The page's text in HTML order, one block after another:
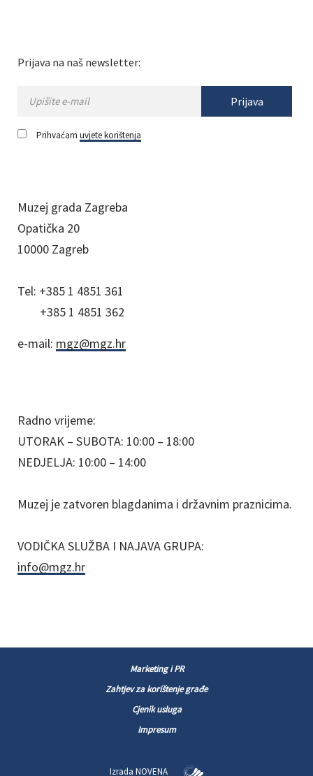
Prijava na naš newsletter:
Prijava
Prihvaćam uvjete korištenja
Muzej grada Zagreba
Opatička 20
10000 Zagreb
Tel: +385 1 4851 361
+385 1 4851 362
e-mail: mgz@mgz.hr
Radno vrijeme:
UTORAK – SUBOTA: 10:00 – 18:00
NEDJELJA: 10:00 – 14:00
Muzej je zatvoren blagdanima i državnim praznicima.
VODIČKA SLUŽBA I NAJAVA GRUPA:
info@mgz.hr
Marketing i PR
Zahtjev za korištenje građe
Cjenik usluga
Impresum
Izrada NOVENA